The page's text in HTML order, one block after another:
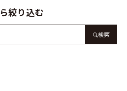
絞り込む
検索